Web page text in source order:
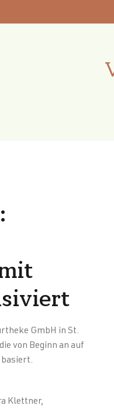
GmbH in St.
von Beginn an auf
basiert.
Klettner,